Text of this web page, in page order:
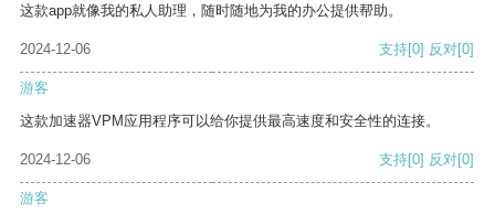
这款app就像我的私人助理，随时随地为我的办公提供帮助。
2024-12-06 支持[0] 反对[0]
游客
这款加速器VPM应用程序可以给你提供最高速度和安全性的连接。
2024-12-06 支持[0] 反对[0]
游客